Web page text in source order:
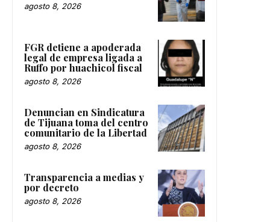
agosto 8, 2026
FGR detiene a apoderada
legal de empresa ligada a
Ruffo por huachicol fiscal
agosto 8, 2026
Denuncian en Sindicatura
de Tijuana toma del centro
comunitario de la Libertad
agosto 8, 2026
Transparencia a medias y
por decreto
agosto 8, 2026